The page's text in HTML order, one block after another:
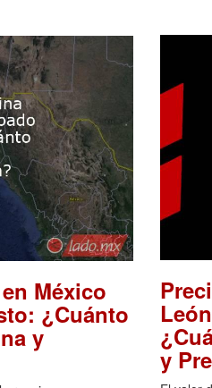
México
¿Cuánto
y
y